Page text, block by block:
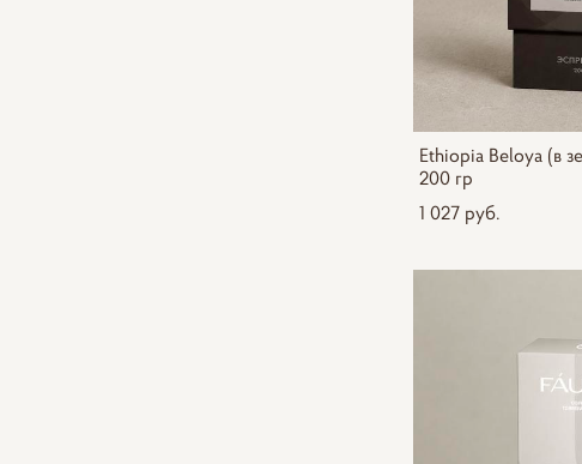
Ethiopia Beloya (в
200 гр
1 027 pуб.